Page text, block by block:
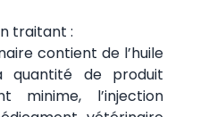
traitant :
contient de l’huile
quantité de produit
minime, l’injection